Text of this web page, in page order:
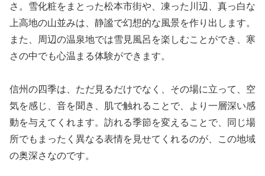
さ。雪化粧をまとった松本市街や、凍った川辺、真っ白な
上高地の山並みは、静謐で幻想的な風景を作り出します。
また、周辺の温泉地では雪見風呂を楽しむことができ、寒
さの中でも心温まる体験ができます。
信州の四季は、ただ見るだけでなく、その場に立って、空
気を感じ、音を聞き、肌で触れることで、より一層深い感
動を与えてくれます。訪れる季節を変えることで、同じ場
所でもまったく異なる表情を見せてくれるのが、この地域
の奥深さなのです。